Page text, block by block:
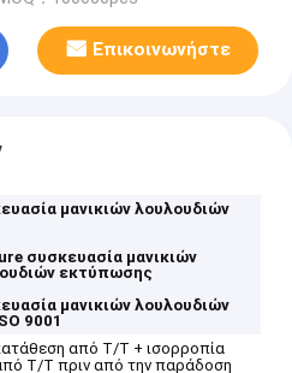
Επικοινωνήστε
μανικιών λουλουδιών
συσκευασία μανικιών
εκτύπωσης
μανικιών λουλουδιών
9001
από T/T + ισορροπία
T/T πριν από την παράδοση